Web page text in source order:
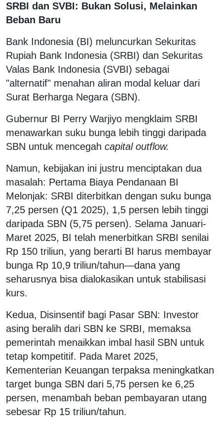
SRBI dan SVBI: Bukan Solusi, Melainkan
Beban Baru
Bank Indonesia (BI) meluncurkan Sekuritas
Rupiah Bank Indonesia (SRBI) dan Sekuritas
Valas Bank Indonesia (SVBI) sebagai
"alternatif" menahan aliran modal keluar dari
Surat Berharga Negara (SBN).
Gubernur BI Perry Warjiyo mengklaim SRBI
menawarkan suku bunga lebih tinggi daripada
SBN untuk mencegah capital outflow.
Namun, kebijakan ini justru menciptakan dua
masalah: Pertama Biaya Pendanaan BI
Melonjak: SRBI diterbitkan dengan suku bunga
7,25 persen (Q1 2025), 1,5 persen lebih tinggi
daripada SBN (5,75 persen). Selama Januari-
Maret 2025, BI telah menerbitkan SRBI senilai
Rp 150 triliun, yang berarti BI harus membayar
bunga Rp 10,9 triliun/tahun—dana yang
seharusnya bisa dialokasikan untuk stabilisasi
kurs.
Kedua, Disinsentif bagi Pasar SBN: Investor
asing beralih dari SBN ke SRBI, memaksa
pemerintah menaikkan imbal hasil SBN untuk
tetap kompetitif. Pada Maret 2025,
Kementerian Keuangan terpaksa meningkatkan
target bunga SBN dari 5,75 persen ke 6,25
persen, menambah beban pembayaran utang
sebesar Rp 15 triliun/tahun.